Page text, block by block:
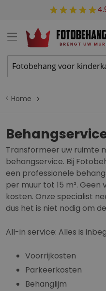
Home
Transformeer uw ruimte
behangservice. Bij
een professionele
per muur tot 15 m².
kosten. Onze specialist
dus het is niet nodig om
All-in service: Alles is
Voorrijkosten
Parkeerkosten
Behanglijm